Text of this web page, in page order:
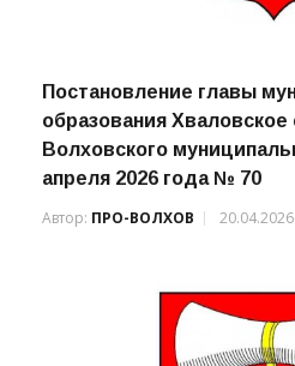
Постановление главы
образования
Волховского
апреля 2026 года № 70
Автор: ПРО-ВОЛХОВ 20.04.2026